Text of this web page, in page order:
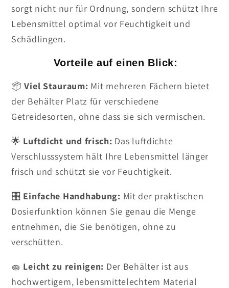
sorgt nicht nur für Ordnung, sondern schützt Ihre
Lebensmittel optimal vor Feuchtigkeit und
Schädlingen.
Vorteile auf einen Blick:
📦Viel Stauraum: Mit mehreren Fächern bietet
der Behälter Platz für verschiedene
Getreidesorten, ohne dass sie sich vermischen.
🌟 Luftdicht und frisch: Das luftdichte
Verschlusssystem hält Ihre Lebensmittel länger
frisch und schützt sie vor Feuchtigkeit.
🎛️ Einfache Handhabung: Mit der praktischen
Dosierfunktion können Sie genau die Menge
entnehmen, die Sie benötigen, ohne zu
verschütten.
🧽 Leicht zu reinigen: Der Behälter ist aus
hochwertigem, lebensmittelechtem Material